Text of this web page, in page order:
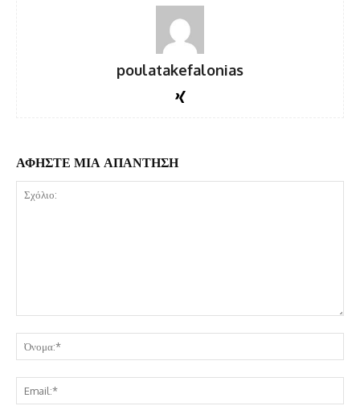
poulatakefalonias
ΑΦΗΣΤΕ ΜΙΑ ΑΠΑΝΤΗΣΗ